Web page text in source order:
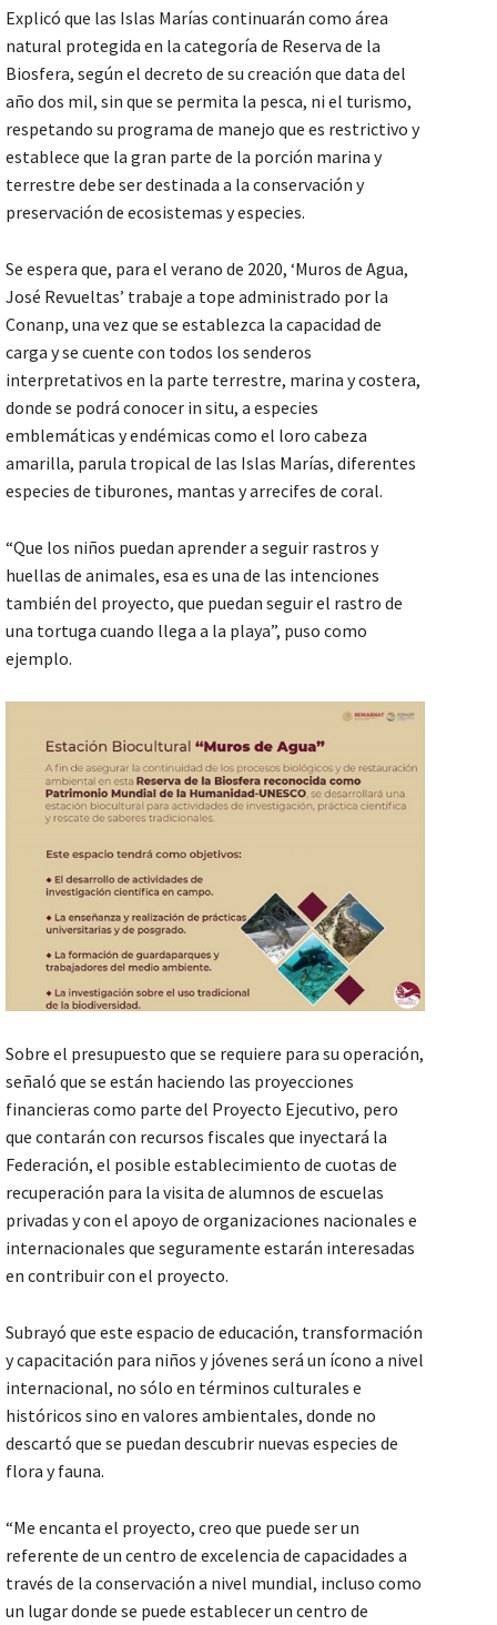
Explicó que las Islas Marías continuarán como área
natural protegida en la categoría de Reserva de la
Biosfera, según el decreto de su creación que data del
año dos mil, sin que se permita la pesca, ni el turismo,
respetando su programa de manejo que es restrictivo y
establece que la gran parte de la porción marina y
terrestre debe ser destinada a la conservación y
preservación de ecosistemas y especies.
Se espera que, para el verano de 2020, ‘Muros de Agua,
José Revueltas’ trabaje a tope administrado por la
Conanp, una vez que se establezca la capacidad de
carga y se cuente con todos los senderos
interpretativos en la parte terrestre, marina y costera,
donde se podrá conocer in situ, a especies
emblemáticas y endémicas como el loro cabeza
amarilla, parula tropical de las Islas Marías, diferentes
especies de tiburones, mantas y arrecifes de coral.
“Que los niños puedan aprender a seguir rastros y
huellas de animales, esa es una de las intenciones
también del proyecto, que puedan seguir el rastro de
una tortuga cuando llega a la playa”, puso como
ejemplo.
Sobre el presupuesto que se requiere para su operación,
señaló que se están haciendo las proyecciones
financieras como parte del Proyecto Ejecutivo, pero
que contarán con recursos fiscales que inyectará la
Federación, el posible establecimiento de cuotas de
recuperación para la visita de alumnos de escuelas
privadas y con el apoyo de organizaciones nacionales e
internacionales que seguramente estarán interesadas
en contribuir con el proyecto.
Subrayó que este espacio de educación, transformación
y capacitación para niños y jóvenes será un ícono a nivel
internacional, no sólo en términos culturales e
históricos sino en valores ambientales, donde no
descartó que se puedan descubrir nuevas especies de
flora y fauna.
“Me encanta el proyecto, creo que puede ser un
referente de un centro de excelencia de capacidades a
través de la conservación a nivel mundial, incluso como
un lugar donde se puede establecer un centro de